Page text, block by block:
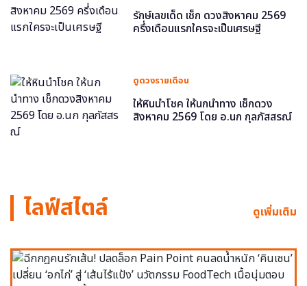
รักษ์เลขเด็ด เช็ก ดวงสิงหาคม 2569
ครึ่งเดือนแรกใครจะเป็นเศรษฐี
ดูดวงรายเดือน
ให้หินนำโชค ให้นกนำทาง เช็กดวง
สิงหาคม 2569 โดย อ.นก กุลภัสสรณ์
ไลฟ์สไตล์ ดูเพิ่มเติม